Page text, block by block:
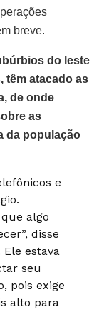
breve.
do leste
têm atacado as
de onde
as
da população
e
algo
disse
estava
seu
pois exige
alto para